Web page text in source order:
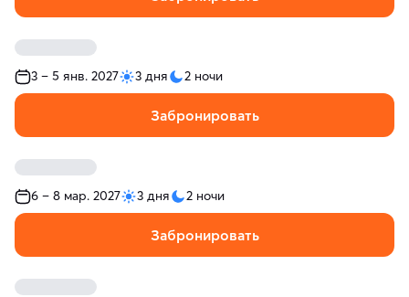
3 – 5 янв. 2027 3 дня 2 ночи
Забронировать
6 – 8 мар. 2027 3 дня 2 ночи
Забронировать